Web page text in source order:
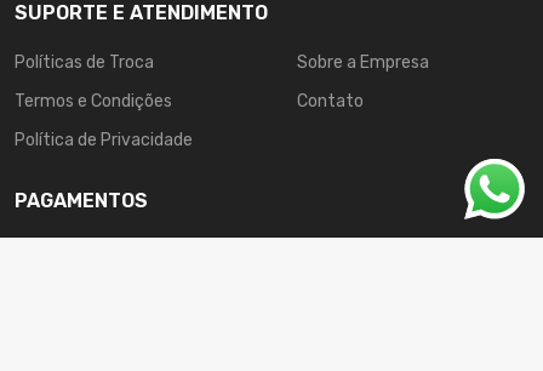
SUPORTE E ATENDIMENTO
Políticas de Troca
Termos e Condições
Política de Privacidade
Sobre a Empresa
Contato
PAGAMENTOS